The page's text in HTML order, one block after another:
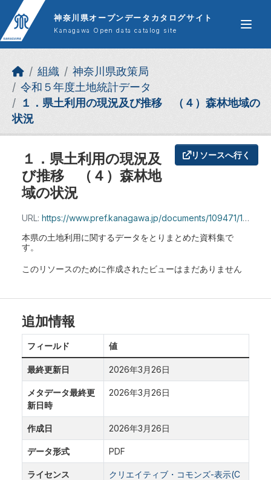
Skip to main content
神奈川県オープンデータカタログサイト
Kanagawa Open data catalog site
組織
神奈川県政策局
令和５年度土地統計データ
１．県土利用の現況及び推移 （４）森林地域の
状況
リソースへ行く
１．県土利用の現況及
び推移 （４）森林地
域の状況
URL: https://www.pref.kanagawa.jp/documents/109471/1_4_shinrin_r5.pdf
本県の土地利用に関するデータをとりまとめた資料集で
す。
このリソースのために作成されたビューはまだありません
追加情報
フィールド 値
最終更新日 2026年3月26日
メタデータ最終更
新日時
2026年3月26日
作成日 2026年3月26日
データ形式 PDF
ライセンス
クリエイティブ・コモンズ-表示(C